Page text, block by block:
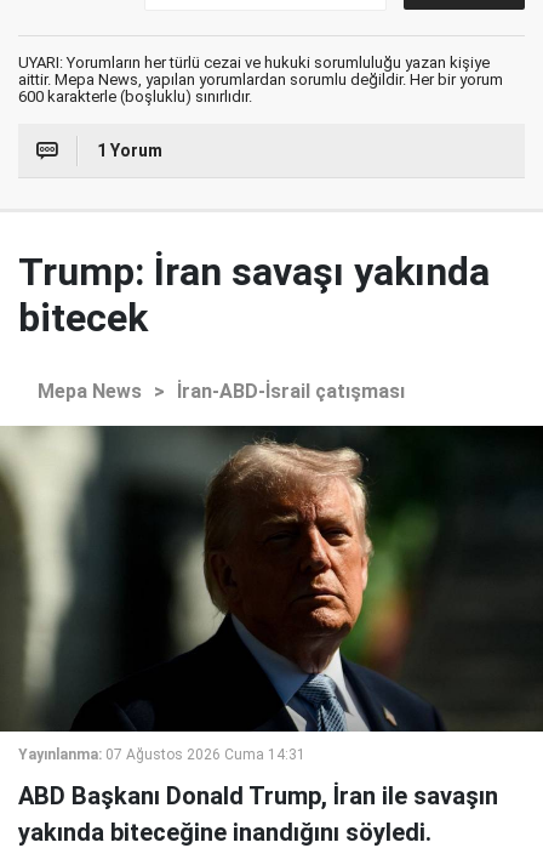
UYARI: Yorumların her türlü cezai ve hukuki sorumluluğu yazan kişiye
aittir. Mepa News, yapılan yorumlardan sorumlu değildir. Her bir yorum
600 karakterle (boşluklu) sınırlıdır.
1 Yorum
Trump: İran savaşı yakında
bitecek
Mepa News > İran-ABD-İsrail çatışması
Yayınlanma: 07 Ağustos 2026 Cuma 14:31
ABD Başkanı Donald Trump, İran ile savaşın
yakında biteceğine inandığını söyledi.